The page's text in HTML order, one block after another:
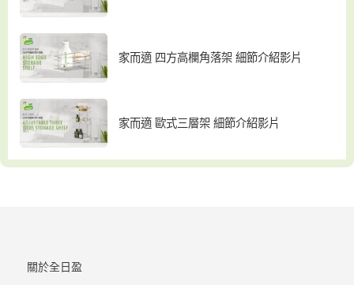
家而適 四方高欄角落架 細節介紹影片
家而適 歐式三層架 細節介紹影片
關於全日盈